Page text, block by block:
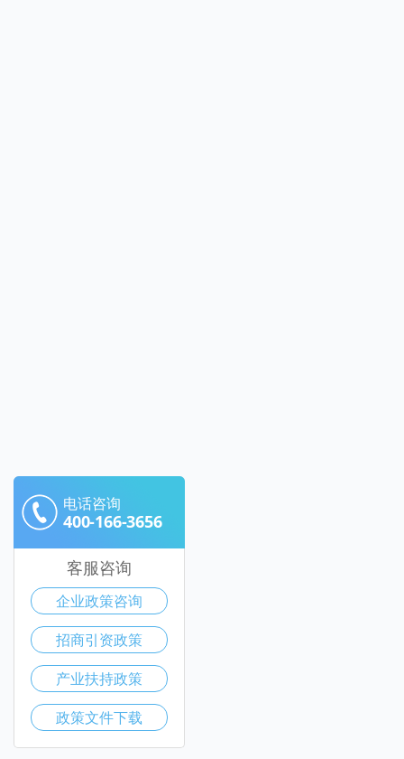
电话咨询
400-166-3656
客服咨询
企业政策咨询
招商引资政策
产业扶持政策
政策文件下载